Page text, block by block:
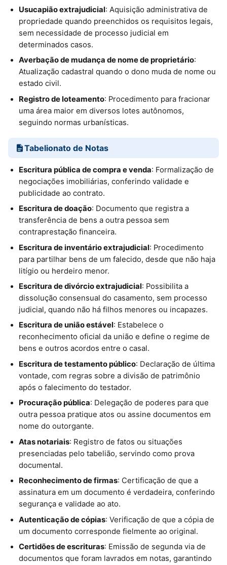
Usucapião extrajudicial: Aquisição administrativa de
propriedade quando preenchidos os requisitos legais,
sem necessidade de processo judicial em
determinados casos.
Averbação de mudança de nome de proprietário:
Atualização cadastral quando o dono muda de nome ou
estado civil.
Registro de loteamento: Procedimento para fracionar
uma área maior em diversos lotes autônomos,
seguindo normas urbanísticas.
Tabelionato de Notas
Escritura pública de compra e venda: Formalização de
negociações imobiliárias, conferindo validade e
publicidade ao contrato.
Escritura de doação: Documento que registra a
transferência de bens a outra pessoa sem
contraprestação financeira.
Escritura de inventário extrajudicial: Procedimento
para partilhar bens de um falecido, desde que não haja
litígio ou herdeiro menor.
Escritura de divórcio extrajudicial: Possibilita a
dissolução consensual do casamento, sem processo
judicial, quando não há filhos menores ou incapazes.
Escritura de união estável: Estabelece o
reconhecimento oficial da união e define o regime de
bens e outros acordos entre o casal.
Escritura de testamento público: Declaração de última
vontade, com regras sobre a divisão de patrimônio
após o falecimento do testador.
Procuração pública: Delegação de poderes para que
outra pessoa pratique atos ou assine documentos em
nome do outorgante.
Atas notariais: Registro de fatos ou situações
presenciadas pelo tabelião, servindo como prova
documental.
Reconhecimento de firmas: Certificação de que a
assinatura em um documento é verdadeira, conferindo
segurança e validade ao ato.
Autenticação de cópias: Verificação de que a cópia de
um documento corresponde fielmente ao original.
Certidões de escrituras: Emissão de segunda via de
documentos que foram lavrados em notas, garantindo